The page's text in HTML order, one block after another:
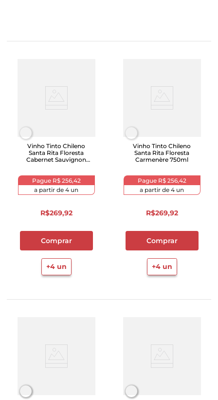
Vinho Tinto Chileno
Santa Rita Floresta
Cabernet Sauvignon
Pague R$ 256,42
a partir de 4 un
R$269,92
Comprar
+4un
Vinho Tinto Chileno
Santa Rita Floresta
Carmenère 750ml
Pague R$ 256,42
a partir de 4 un
R$269,92
Comprar
+4un